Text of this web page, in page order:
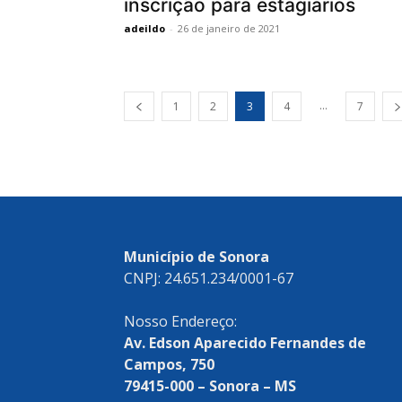
inscrição para estagiários
adeildo - 26 de janeiro de 2021
1 2 3 4 ... 7
Município de Sonora
CNPJ: 24.651.234/0001-67
Nosso Endereço:
Av. Edson Aparecido Fernandes de
Campos, 750
79415-000 – Sonora – MS